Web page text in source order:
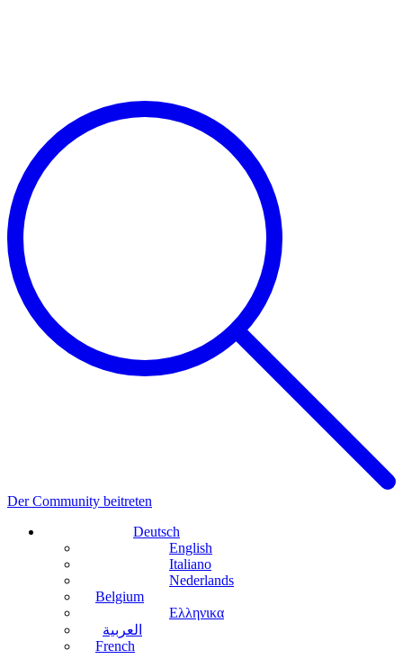
Der Community beitreten
Deutsch
English
Italiano
Nederlands
Belgium
Ελληνικα
العربية
French